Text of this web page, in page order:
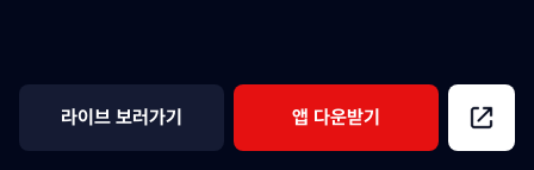
라이브 보러가기 앱 다운받기